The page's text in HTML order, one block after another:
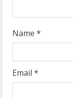
Name *
Email *